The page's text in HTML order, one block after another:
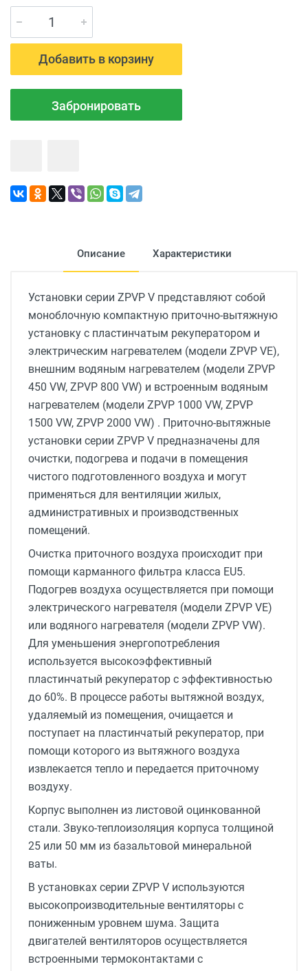
Добавить в корзину
Забронировать
Описание Характеристики
Установки серии ZPVP V представляют собой
моноблочную компактную приточно-вытяжную
установку с пластинчатым рекуператором и
электрическим нагревателем (модели ZPVP VE),
внешним водяным нагревателем (модели ZPVP
450 VW, ZPVP 800 VW) и встроенным водяным
нагревателем (модели ZPVP 1000 VW, ZPVP
1500 VW, ZPVP 2000 VW) . Приточно-вытяжные
установки серии ZPVP V предназначены для
очистки, подогрева и подачи в помещения
чистого подготовленного воздуха и могут
применяться для вентиляции жилых,
административных и производственных
помещений.
Очистка приточного воздуха происходит при
помощи карманного фильтра класса EU5.
Подогрев воздуха осуществляется при помощи
электрического нагревателя (модели ZPVP VE)
или водяного нагревателя (модели ZPVP VW).
Для уменьшения энергопотребления
используется высокоэффективный
пластинчатый рекуператор с эффективностью
до 60%. В процессе работы вытяжной воздух,
удаляемый из помещения, очищается и
поступает на пластинчатый рекуператор, при
помощи которого из вытяжного воздуха
извлекается тепло и передается приточному
воздуху.
Корпус выполнен из листовой оцинкованной
стали. Звуко-теплоизоляция корпуса толщиной
25 или 50 мм из базальтовой минеральной
ваты.
В установках серии ZPVP V используются
высокопроизводительные вентиляторы с
пониженным уровнем шума. Защита
двигателей вентиляторов осуществляется
встроенными термоконтактами с